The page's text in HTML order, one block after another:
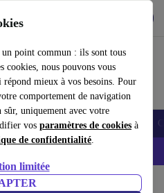
point commun : ils sont tous
cookies, nous pouvons vous
mieux à vos besoins. Pour
comportement de navigation
uniquement avec votre
vos paramètres de cookies à
de confidentialité.
limitée
Montres connectées Accessoires
Code: IPHONEDEAL -
Ordinateurs portables Dell